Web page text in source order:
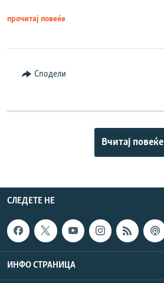
прочитај повеќе
Сподели
Вчитај повеќе
СЛЕДЕТЕ НЕ
ИНФО СТРАНИЦА